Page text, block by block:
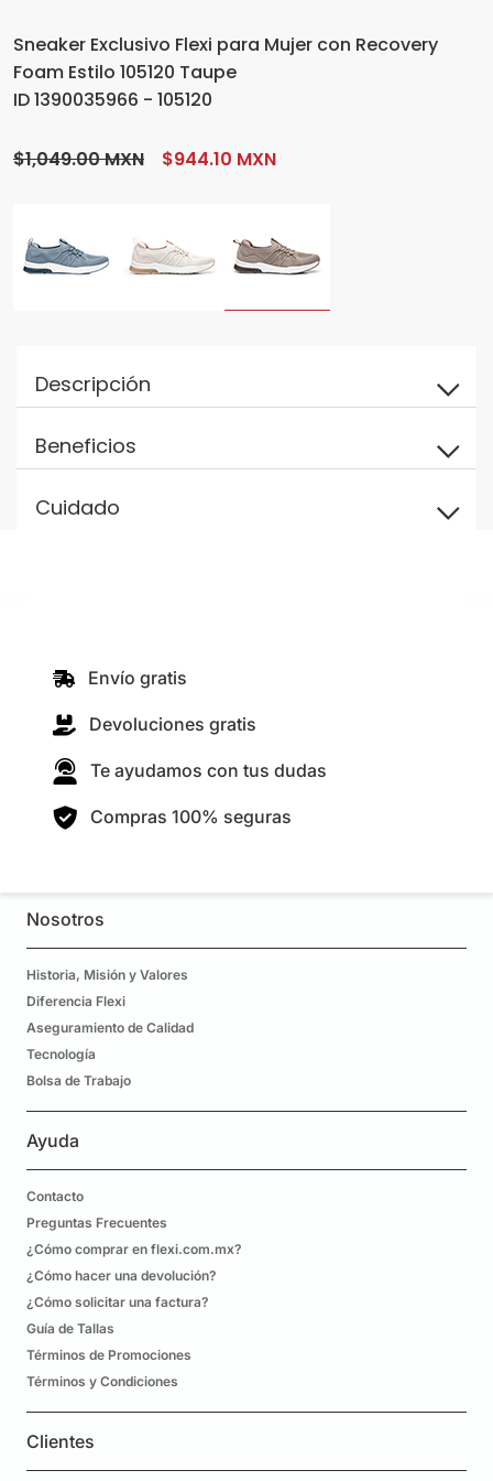
Sneaker Exclusivo Flexi para Mujer con Recovery
Foam Estilo 105120 Taupe
ID 1390035966 - 105120
$1,049.00 MXN $944.10 MXN
Descripción
Beneficios
Cuidado
Envío gratis
Devoluciones gratis
Te ayudamos con tus dudas
Compras 100% seguras
Nosotros
Historia, Misión y Valores
Diferencia Flexi
Aseguramiento de Calidad
Tecnología
Bolsa de Trabajo
Ayuda
Contacto
Preguntas Frecuentes
¿Cómo comprar en flexi.com.mx?
¿Cómo hacer una devolución?
¿Cómo solicitar una factura?
Guía de Tallas
Términos de Promociones
Términos y Condiciones
Clientes